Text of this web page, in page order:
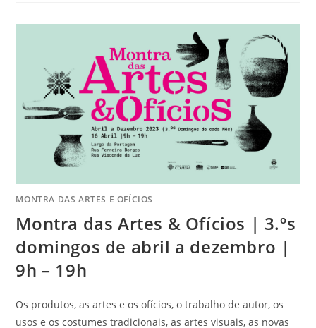
MONTRA DAS ARTES E OFÍCIOS
Montra das Artes & Ofícios | 3.ºs
domingos de abril a dezembro |
9h – 19h
Os produtos, as artes e os ofícios, o trabalho de autor, os
usos e os costumes tradicionais, as artes visuais, as novas